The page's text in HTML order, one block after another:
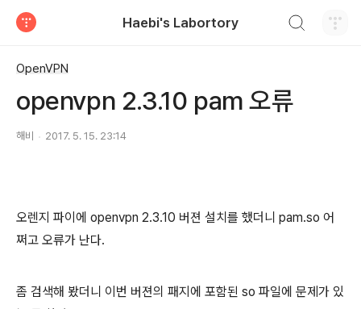
Haebi's Labortory
OpenVPN
openvpn 2.3.10 pam 오류
해비 2017. 5. 15. 23:14
오렌지 파이에 openvpn 2.3.10 버젼 설치를 했더니 pam.so 어
쩌고 오류가 난다.
좀 검색해 봤더니 이번 버젼의 패지에 포함된 so 파일에 문제가 있